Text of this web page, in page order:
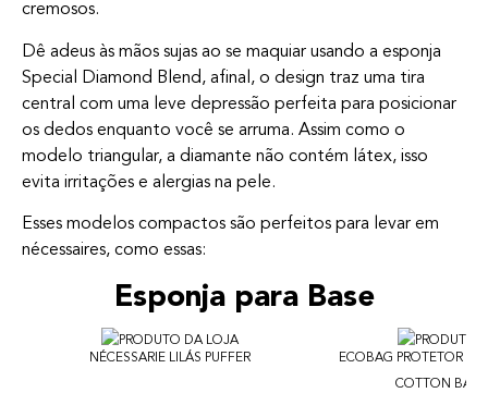
cremosos.
Dê adeus às mãos sujas ao se maquiar usando a esponja
Special Diamond Blend, afinal, o design traz uma tira
central com uma leve depressão perfeita para posicionar
os dedos enquanto você se arruma. Assim como o
modelo triangular, a diamante não contém látex, isso
evita irritações e alergias na pele.
Esses modelos compactos são perfeitos para levar em
nécessaires, como essas:
Esponja para Base
NÉCESSARIE LILÁS PUFFER
ECOBAG PROTETOR
COTTON BAG